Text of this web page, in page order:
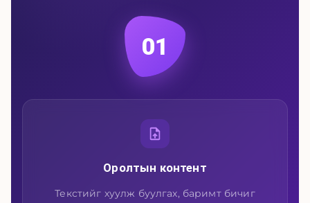
01
Оролтын контент
Текстийг хуулж буулгах, баримт бичиг